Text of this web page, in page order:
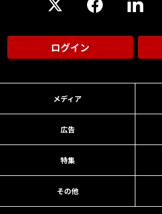
ログイン
メディア
広告
特集
その他